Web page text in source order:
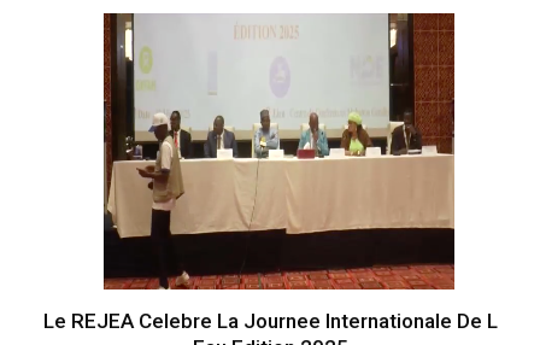
Le REJEA Celebre La Journee Internationale De L